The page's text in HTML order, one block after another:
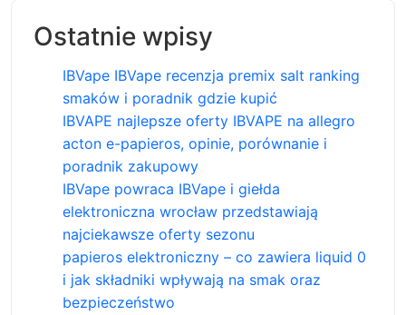
Ostatnie wpisy
IBVape IBVape recenzja premix salt ranking
smaków i poradnik gdzie kupić
IBVAPE najlepsze oferty IBVAPE na allegro
acton e-papieros, opinie, porównanie i
poradnik zakupowy
IBVape powraca IBVape i giełda
elektroniczna wrocław przedstawiają
najciekawsze oferty sezonu
papieros elektroniczny – co zawiera liquid 0
i jak składniki wpływają na smak oraz
bezpieczeństwo